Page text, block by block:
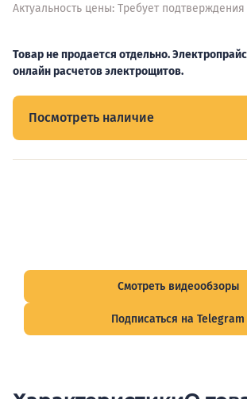
Актуальность цены: Требует подтверждения
Товар не продается отдельно.
онлайн расчетов электрощитов.
Посмотреть наличие
Смотреть видеообзоры
Подписаться на Telegram